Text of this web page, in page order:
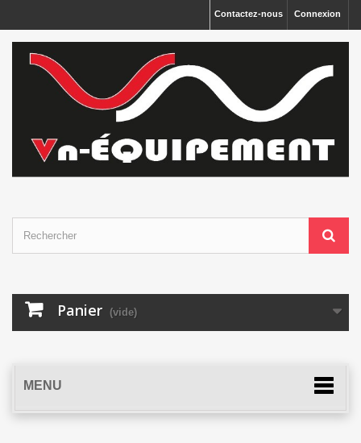
Connexion
Contactez-nous
Panier (vide)
MENU